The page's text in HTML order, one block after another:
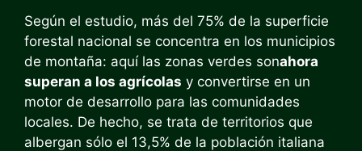
Según el estudio, más del 75% de la superficie
forestal nacional se concentra en los municipios
de montaña: aquí las zonas verdes sonahora
superan a los agrícolas y convertirse en un
motor de desarrollo para las comunidades
locales. De hecho, se trata de territorios que
albergan sólo el 13,5% de la población italiana